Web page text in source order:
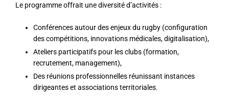
Le programme offrait une diversité d’activités :
Conférencesautour des enjeux du rugby (configuration
des compétitions, innovations médicales, digitalisation),
Ateliers participatifs pour les clubs (formation,
recrutement, management),
Des réunions professionnelles réunissant instances
dirigeantes et associations territoriales.